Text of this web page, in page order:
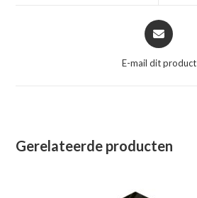
Opent
in
nieuw
E-mail dit product
Gerelateerde producten